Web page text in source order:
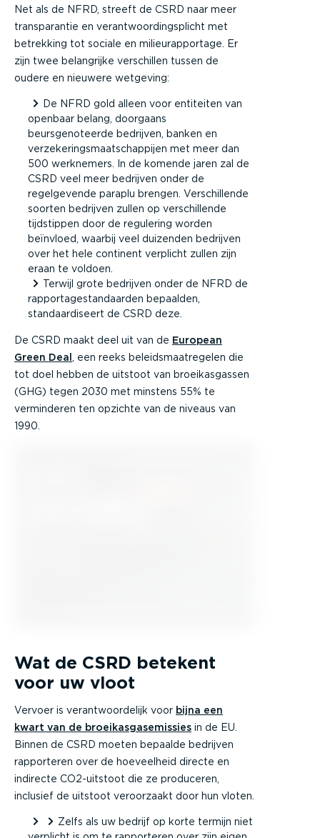
Net als de NFRD, streeft de CSRD naar meer
transparantie en verantwoordingsplicht met
betrekking tot sociale en milieurapportage. Er
zijn twee belangrijke verschillen tussen de
oudere en nieuwere wetgeving:
De NFRD gold alleen voor entiteiten van
openbaar belang, doorgaans
beursgenoteerde bedrijven, banken en
verzekeringsmaatschappijen met meer dan
500 werknemers. In de komende jaren zal de
CSRD veel meer bedrijven onder de
regelgevende paraplu brengen. Verschillende
soorten bedrijven zullen op verschillende
tijdstippen door de regulering worden
beïnvloed, waarbij veel duizenden bedrijven
over het hele continent verplicht zullen zijn
eraan te voldoen.
Terwijl grote bedrijven onder de NFRD de
rapportagestandaarden bepaalden,
standaardiseert de CSRD deze.
De CSRD maakt deel uit van de European
Green Deal
, een reeks beleidsmaatregelen die
tot doel hebben de uitstoot van broeikasgassen
(GHG) tegen 2030 met minstens 55% te
verminderen ten opzichte van de niveaus van
1990.
Wat de CSRD betekent
voor uw vloot
Vervoer is verantwoordelijk voor bijna een
kwart van de broeikasgasemissies in de EU.
Binnen de CSRD moeten bepaalde bedrijven
rapporteren over de hoeveelheid directe en
indirecte CO2-uitstoot die ze produceren,
inclusief de uitstoot veroorzaakt door hun vloten.
Zelfs als uw bedrijf op korte termijn niet